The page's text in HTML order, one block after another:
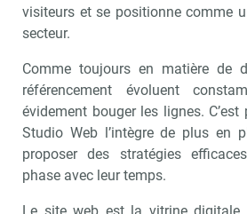
visiteurs et se positionne comme
secteur.
Comme toujours en matière de
référencement évoluent
évidement bouger les lignes.
Studio Web l’intègre de plus en
proposer des stratégies
phase avec leur temps.